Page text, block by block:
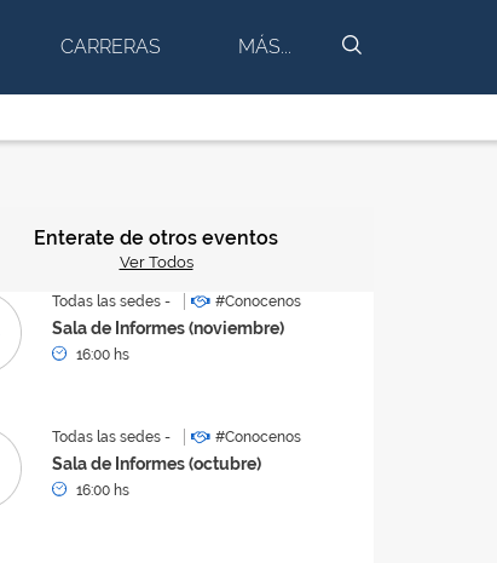
CARRERAS MÁS... BUSCAR
Enterate de otros eventos
Ver Todos
Todas las sedes - #Conocenos
Sala de Informes (noviembre)
16:00 hs
Todas las sedes - #Conocenos
Sala de Informes (octubre)
16:00 hs